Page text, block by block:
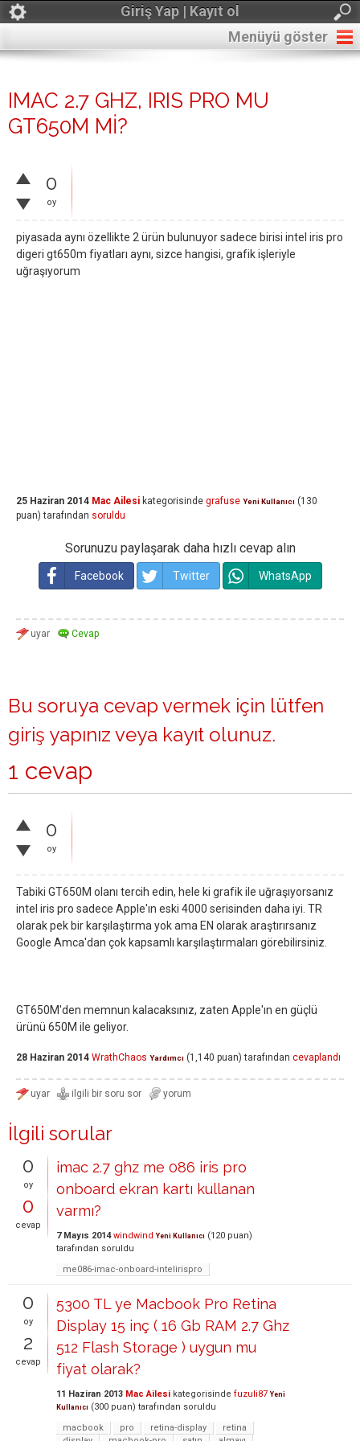
Giriş Yap | Kayıt ol
Menüyü göster
IMAC 2.7 GHZ, IRIS PRO MU
GT650M Mİ?
0
oy
piyasada aynı özellikte 2 ürün bulunuyor sadece birisi intel iris pro
digeri gt650m fiyatları aynı, sizce hangisi, grafik işleriyle
uğraşıyorum
25 Haziran 2014 Mac Ailesi kategorisinde grafuse Yeni Kullanıcı (130
puan) tarafından soruldu
Sorunuzu paylaşarak daha hızlı cevap alın
Facebook Twitter WhatsApp
Bu soruya cevap vermek için lütfen
giriş yapınız veya kayıt olunuz.
1 cevap
0
oy
Tabiki GT650M olanı tercih edin, hele ki grafik ile uğraşıyorsanız
intel iris pro sadece Apple'ın eski 4000 serisinden daha iyi. TR
olarak pek bir karşılaştırma yok ama EN olarak araştırırsanız
Google Amca'dan çok kapsamlı karşılaştırmaları görebilirsiniz.
GT650M'den memnun kalacaksınız, zaten Apple'ın en güçlü
ürünü 650M ile geliyor.
28 Haziran 2014 WrathChaos Yardımcı (1,140 puan) tarafından cevaplandı
İlgili sorular
0
oy
0
cevap
imac 2.7 ghz me 086 iris pro
onboard ekran kartı kullanan
varmı?
7 Mayıs 2014 windwind Yeni Kullanıcı (120 puan)
tarafından soruldu
me086-imac-onboard-intelirispro
0
oy
2
cevap
5300 TL ye Macbook Pro Retina
Display 15 inç ( 16 Gb RAM 2.7 Ghz
512 Flash Storage ) uygun mu
fiyat olarak?
11 Haziran 2013 Mac Ailesi kategorisinde fuzuli87 Yeni
Kullanıcı (300 puan) tarafından soruldu
macbook
pro retina-display
retina